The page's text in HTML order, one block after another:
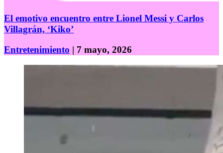
El emotivo encuentro entre Lionel Messi y Carlos
Villagrán, ‘Kiko’
Entretenimiento | 7 mayo, 2026